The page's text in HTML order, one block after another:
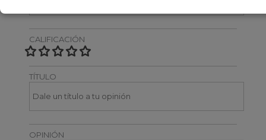
CALIFICACIÓN
TÍTULO
OPINIÓN